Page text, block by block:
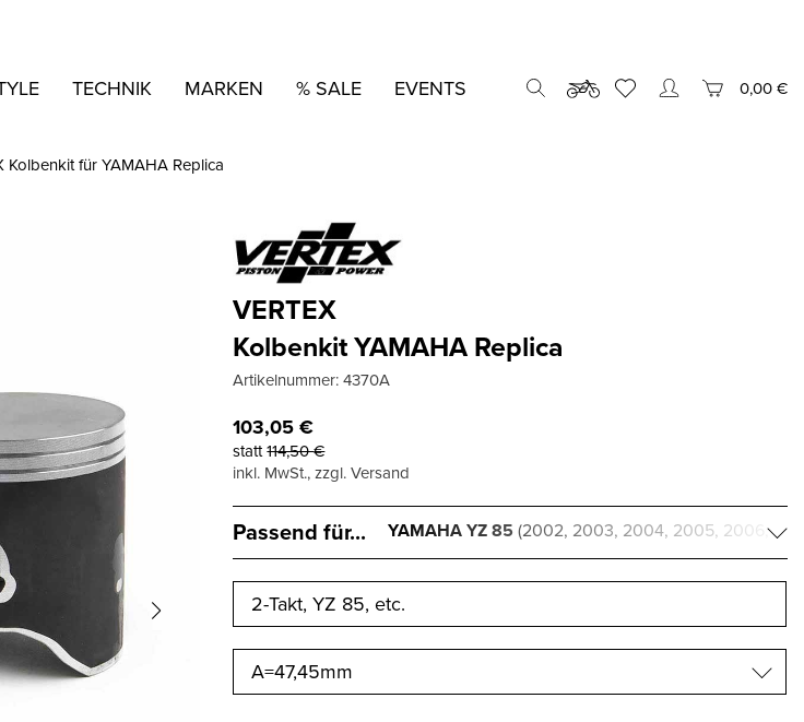
TECHNIK MARKEN % SALE EVENTS 0,00 €
Kolbenkit für YAMAHA Replica
VERTEX
Kolbenkit YAMAHA Replica
Artikelnummer:4370A
103,05€
statt114,50€
inkl. MwSt., zzgl. Versand
Passend für... YAMAHA YZ 85 (2002, 2003, 2004, 2005, 2006,
2007, 2008, 2009, 2010, 2011, 2012, 2013, 2014,
2015, 2016, 2017, 2018, 2019, 2020, 2021, 2022,
2023, 2024, 2025, 2026)
A=47,45mm